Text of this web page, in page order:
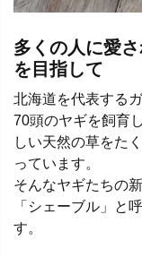
多くの人に愛
を目指して
北海道を代表する
70頭のヤギを飼育
しい天然の草をた
っています。
そんなヤギたちの
「シェーブル」と
す。